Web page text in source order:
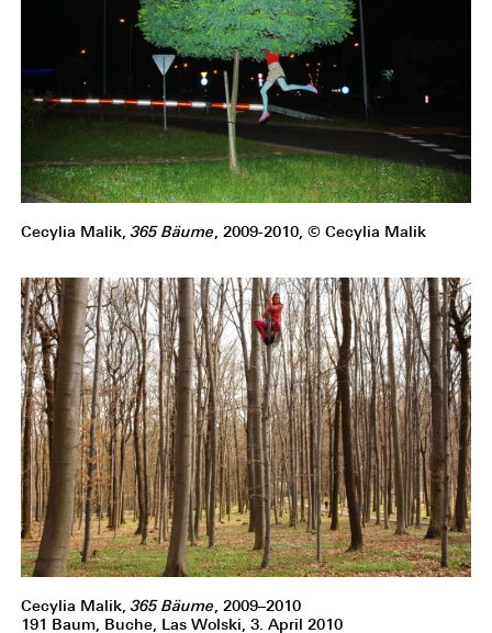
Cecylia Malik,365 Bäume, 2009-2010, © Cecylia Malik
Cecylia Malik,365 Bäume, 2009–2010
191 Baum, Buche, Las Wolski, 3. April 2010